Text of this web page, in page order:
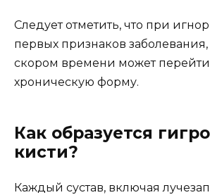
Следует отметить, что при
первых признаков заболевания,
скором времени может
хроническую форму.
Как образуется
кисти?
Каждый сустав, включая